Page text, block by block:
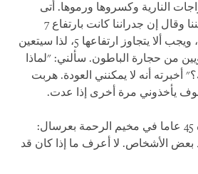
النارية وكسروها ورموها. أتى
جندي إلى مسكننا وقال إن جدراننا كانت بارتفاع 7
حجارات باطون، ويجب ألا يتجاوز ارتفاعها 5، لذا سيتعين
من حجارة الباطون. سألني: "لماذا
أخبرته أنه لا يمكنني العودة. هربت
يأخذوني مرة أخرى إذا عدت.
بالمثل، قال رجل عمره 45 عاما في مخيم الرحمة بعرسال:
الأشخاص. لا أعرف ما إذا كان قد